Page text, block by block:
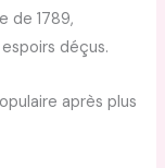
de 1789,
déçus.
après plus